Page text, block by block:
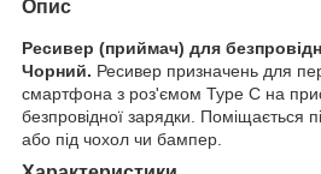
Опис
Ресивер (приймач) для
Чорний. Ресивер призначень для
смартфона з роз'ємом Type C на
безпровідної зарядки. Поміщається
або під чохол чи бампер.